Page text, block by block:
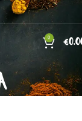
0 €